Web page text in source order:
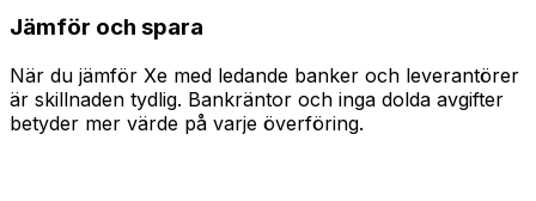
Jämför och spara
När du jämför Xe med ledande banker och leverantörer
är skillnaden tydlig. Bankräntor och inga dolda avgifter
betyder mer värde på varje överföring.